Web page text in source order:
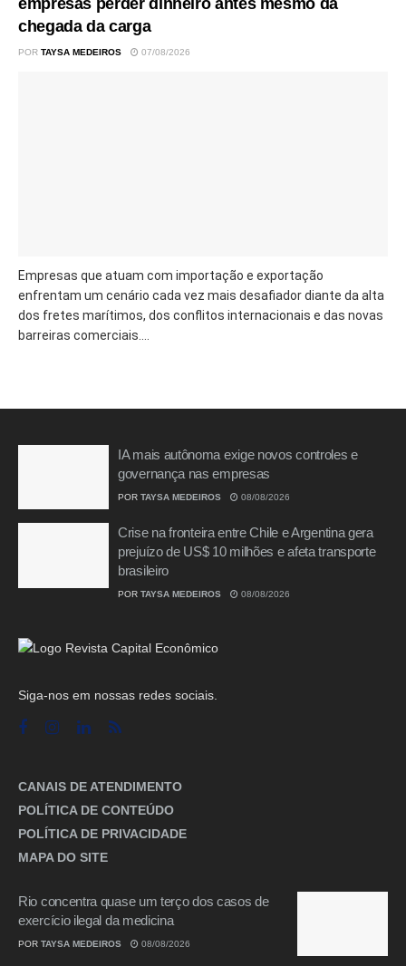
chegada da carga
POR TAYSA MEDEIROS 07/08/2026
Empresas que atuam com importação e exportação
enfrentam um cenário cada vez mais desafiador diante da alta
dos fretes marítimos, dos conflitos internacionais e das novas
barreiras comerciais....
IA mais autônoma exige novos controles e
governança nas empresas
POR TAYSA MEDEIROS 08/08/2026
Crise na fronteira entre Chile e Argentina gera
prejuízo de US$ 10 milhões e afeta transporte
brasileiro
POR TAYSA MEDEIROS 08/08/2026
Siga-nos em nossas redes sociais.
CANAIS DE ATENDIMENTO
POLÍTICA DE CONTEÚDO
POLÍTICA DE PRIVACIDADE
MAPA DO SITE
Rio concentra quase um terço dos casos de
exercício ilegal da medicina
POR TAYSA MEDEIROS 08/08/2026